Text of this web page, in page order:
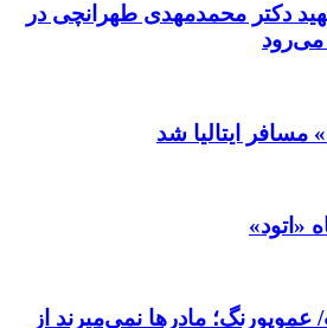
دکتر محمدمهدی طهرانچی در
می‌رود
ایتالیا شد
«اتود»
مادرها نمی‌میرند از